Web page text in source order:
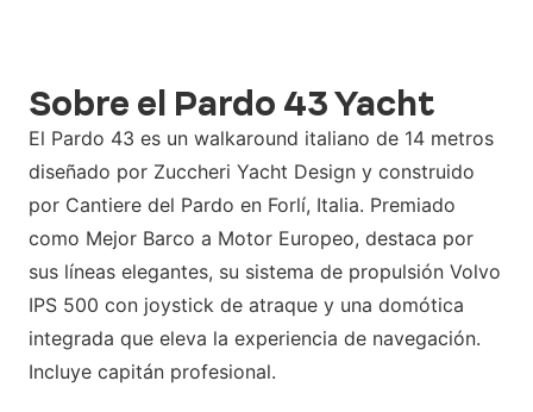
Sobre el Pardo 43 Yacht
El Pardo 43 es un walkaround italiano de 14 metros
diseñado por Zuccheri Yacht Design y construido
por Cantiere del Pardo en Forlí, Italia. Premiado
como Mejor Barco a Motor Europeo, destaca por
sus líneas elegantes, su sistema de propulsión Volvo
IPS 500 con joystick de atraque y una domótica
integrada que eleva la experiencia de navegación.
Incluye capitán profesional.